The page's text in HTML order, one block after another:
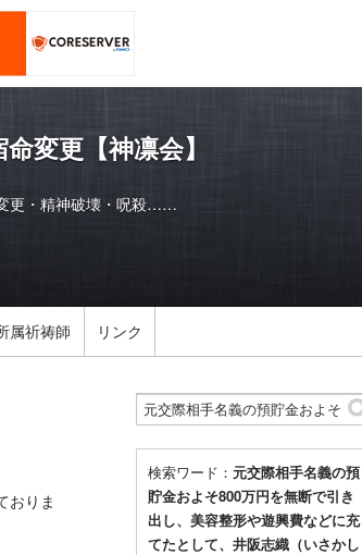
変更【神凛会】
更・精神破壊・呪殺……
属祈祷師 リンク
おりま
検索ワード： 元交際相手名義の預
貯金およそ800万円を無断で引き
出し、美容整形や遊興費などに充
てたとして、井阪志織（いさかし